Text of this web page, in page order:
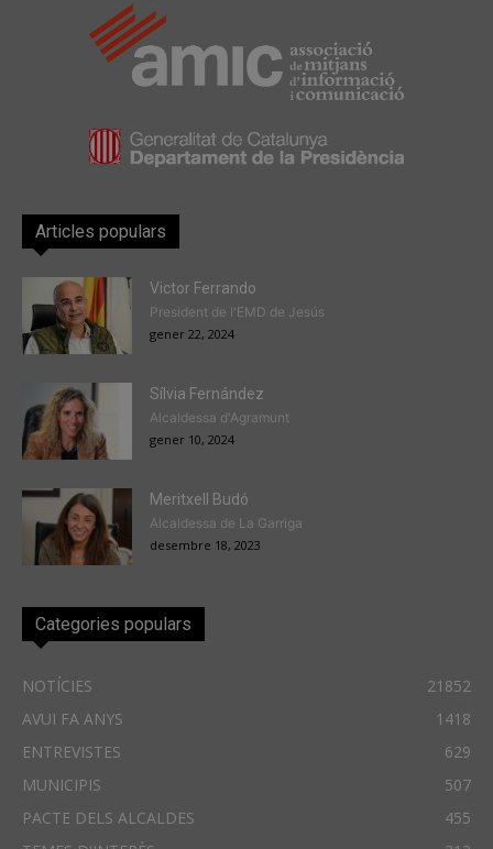
Articles populars
Victor Ferrando
President de l'EMD de Jesús
gener 22, 2024
Sílvia Fernández
Alcaldessa d'Agramunt
gener 10, 2024
Meritxell Budó
Alcaldessa de La Garriga
desembre 18, 2023
Categories populars
NOTÍCIES
21852
AVUI FA ANYS
1418
ENTREVISTES
629
MUNICIPIS
507
PACTE DELS ALCALDES
455